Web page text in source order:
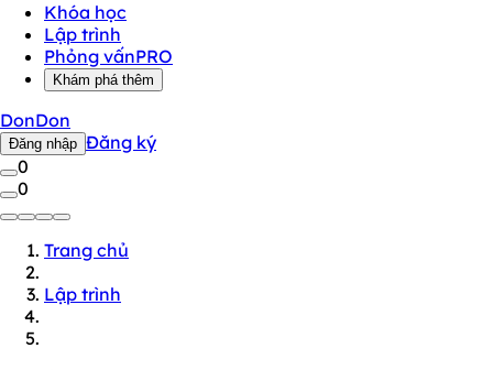
Khóa học
Lập trình
Phỏng vấnPRO
Khám phá thêm
DonDon
Đăng nhập Đăng ký
0
0
Trang chủ
Lập trình